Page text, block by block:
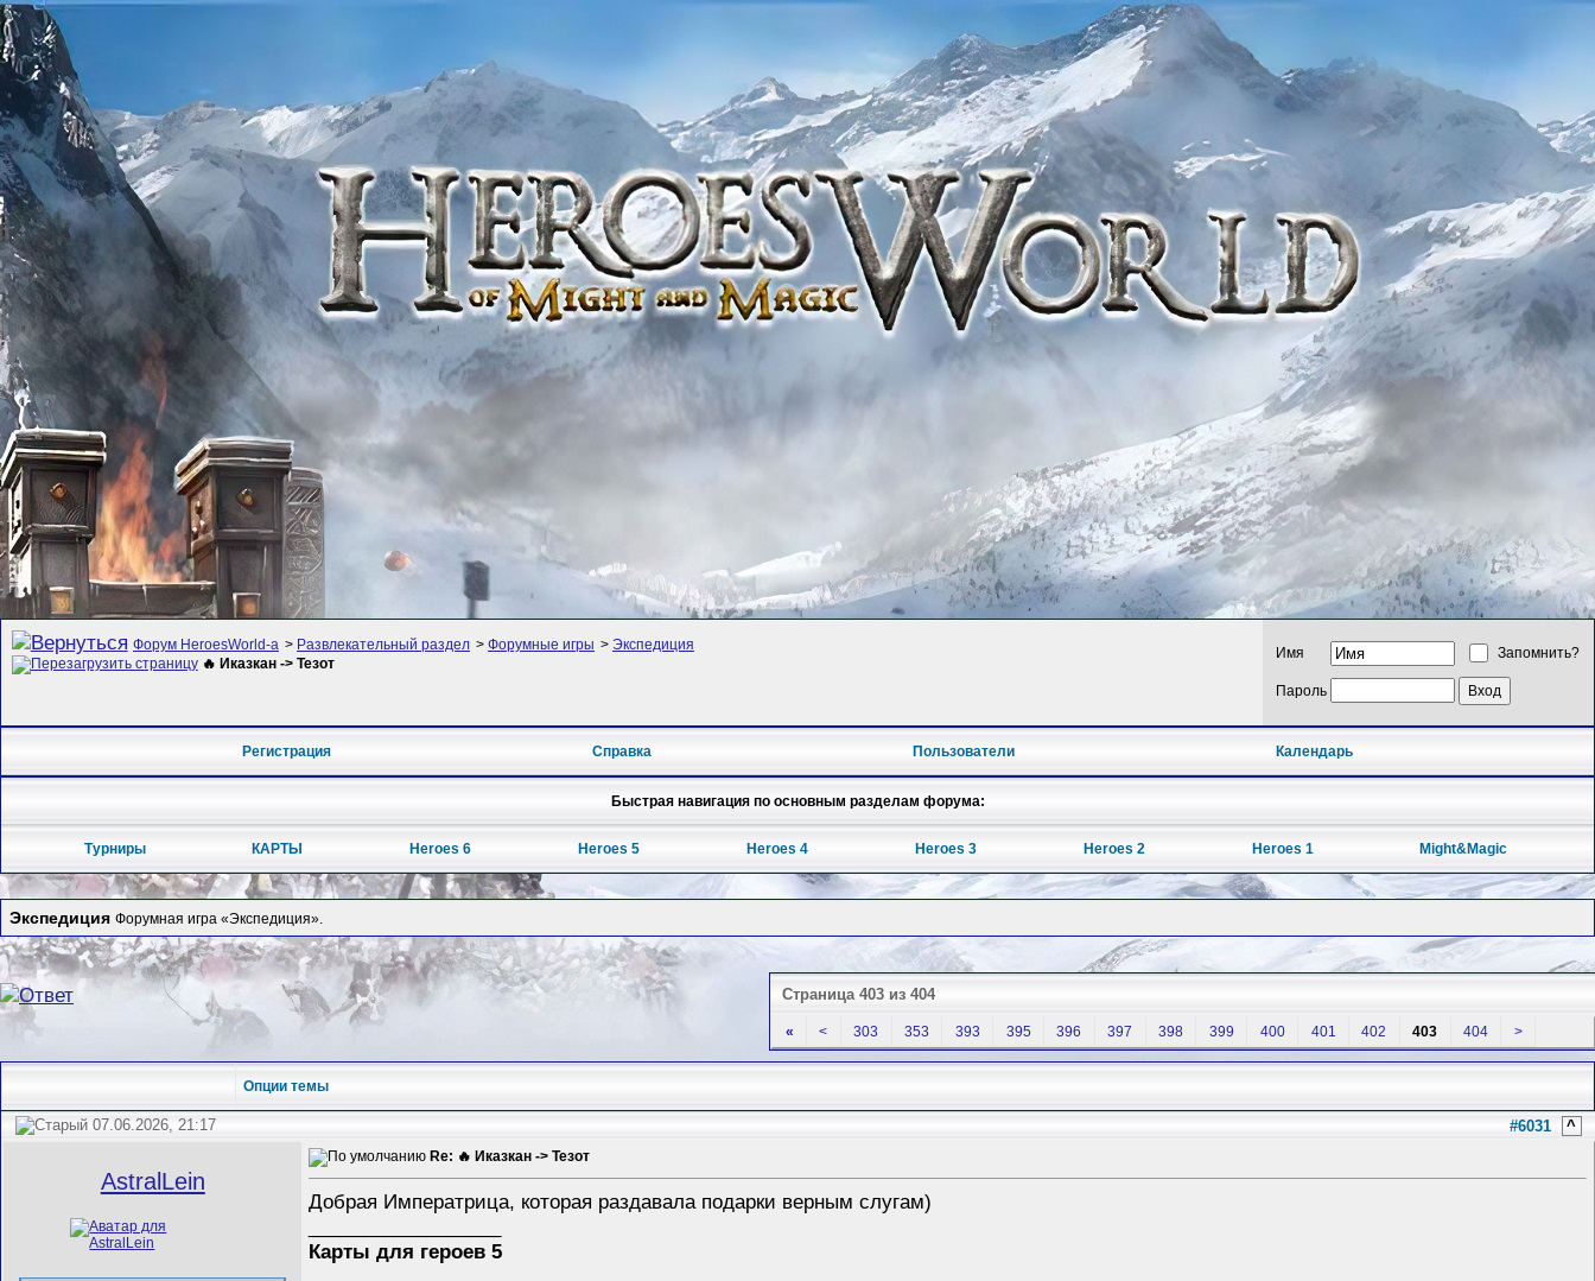
Форум HeroesWorld-а > Развлекательный раздел > Форумные игры > Экспедиция
🔥 Иказкан -> Тезот
Имя Запомнить?
Пароль
Регистрация Справка Пользователи Календарь
Быстрая навигация по основным разделам форума:
Турниры КАРТЫ Heroes 6 Heroes 5 Heroes 4 Heroes 3 Heroes 2 Heroes 1 Might&Magic
Экспедиция Форумная игра «Экспедиция».
Страница 403 из 404
« < 303 353 393 395 396 397 398 399 400 401 402 403 404 >
Опции темы
07.06.2026, 21:17 #6031 ^
AstralLein
Re: 🔥 Иказкан -> Тезот
Добрая Императрица, которая раздавала подарки верным слугам)
Карты для героев 5